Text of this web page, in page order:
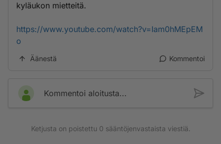
kyläukon mietteitä.
https://www.youtube.com/watch?v=Iam0hMEpEM
o
Äänestä Kommentoi
Kommentoi aloitusta...
Ketjusta on poistettu 0 sääntöjenvastaista viestiä.